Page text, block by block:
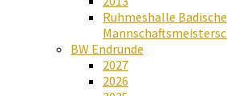
Ruhmeshalle Badische
BW Endrunde
2027
2026